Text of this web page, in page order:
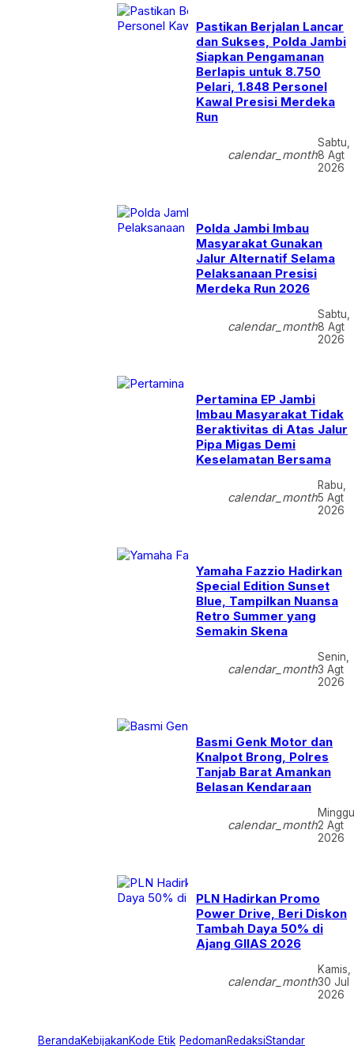
Pastikan Berjalan Lancar
dan Sukses, Polda Jambi
Siapkan Pengamanan
Berlapis untuk 8.750
Pelari, 1.848 Personel
Kawal Presisi Merdeka
Run
calendar_month
Sabtu,
8 Agt
2026
Polda Jambi Imbau
Masyarakat Gunakan
Jalur Alternatif Selama
Pelaksanaan Presisi
Merdeka Run 2026
calendar_month
Sabtu,
8 Agt
2026
Pertamina EP Jambi
Imbau Masyarakat Tidak
Beraktivitas di Atas Jalur
Pipa Migas Demi
Keselamatan Bersama
calendar_month
Rabu,
5 Agt
2026
Yamaha Fazzio Hadirkan
Special Edition Sunset
Blue, Tampilkan Nuansa
Retro Summer yang
Semakin Skena
calendar_month
Senin,
3 Agt
2026
Basmi Genk Motor dan
Knalpot Brong, Polres
Tanjab Barat Amankan
Belasan Kendaraan
calendar_month2 Agt
2026
PLN Hadirkan Promo
Power Drive, Beri Diskon
Tambah Daya 50% di
Ajang GIIAS 2026
calendar_month
Kamis,
30 Jul
2026
BerandaKebijakanKode Etik PedomanRedaksiStandar